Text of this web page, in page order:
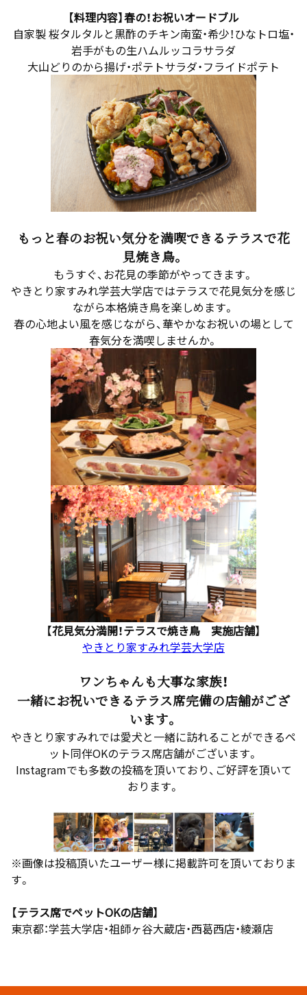
【料理内容】春の！お祝いオードブル
自家製 桜タルタルと黒酢のチキン南蛮・希少！ひなトロ塩・
岩手がもの生ハムルッコラサラダ
大山どりのから揚げ・ポテトサラダ・フライドポテト
もっと春のお祝い気分を満喫できるテラスで花
見焼き鳥。
もうすぐ、お花見の季節がやってきます。
やきとり家すみれ学芸大学店ではテラスで花見気分を感じ
ながら本格焼き鳥を楽しめます。
春の心地よい風を感じながら、華やかなお祝いの場として
春気分を満喫しませんか。
【花見気分満開！テラスで焼き鳥 実施店舗】
やきとり家すみれ学芸大学店
ワンちゃんも大事な家族！
一緒にお祝いできるテラス席完備の店舗がござ
います。
やきとり家すみれでは愛犬と一緒に訪れることができるペ
ット同伴OKのテラス席店舗がございます。
Instagramでも多数の投稿を頂いており、ご好評を頂いて
おります。
※画像は投稿頂いたユーザー様に掲載許可を頂いておりま
す。
【テラス席でペットOKの店舗】
東京都：学芸大学店・祖師ヶ谷大蔵店・西葛西店・綾瀬店